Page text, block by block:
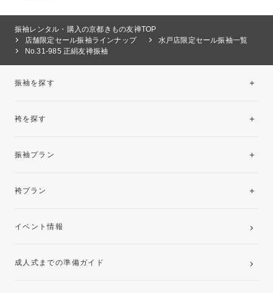
振袖レンタル・購入の京都きもの友禅TOP
店舗限定セール振袖ラインナップ
水戸店限定セール振袖一覧
No.31-985 正絹友禅振袖
振袖を探す
袴を探す
振袖プラン
レンタルプラン
袴プラン
卒業袴レンタルプラン
イベント情報
成人式までの準備ガイド